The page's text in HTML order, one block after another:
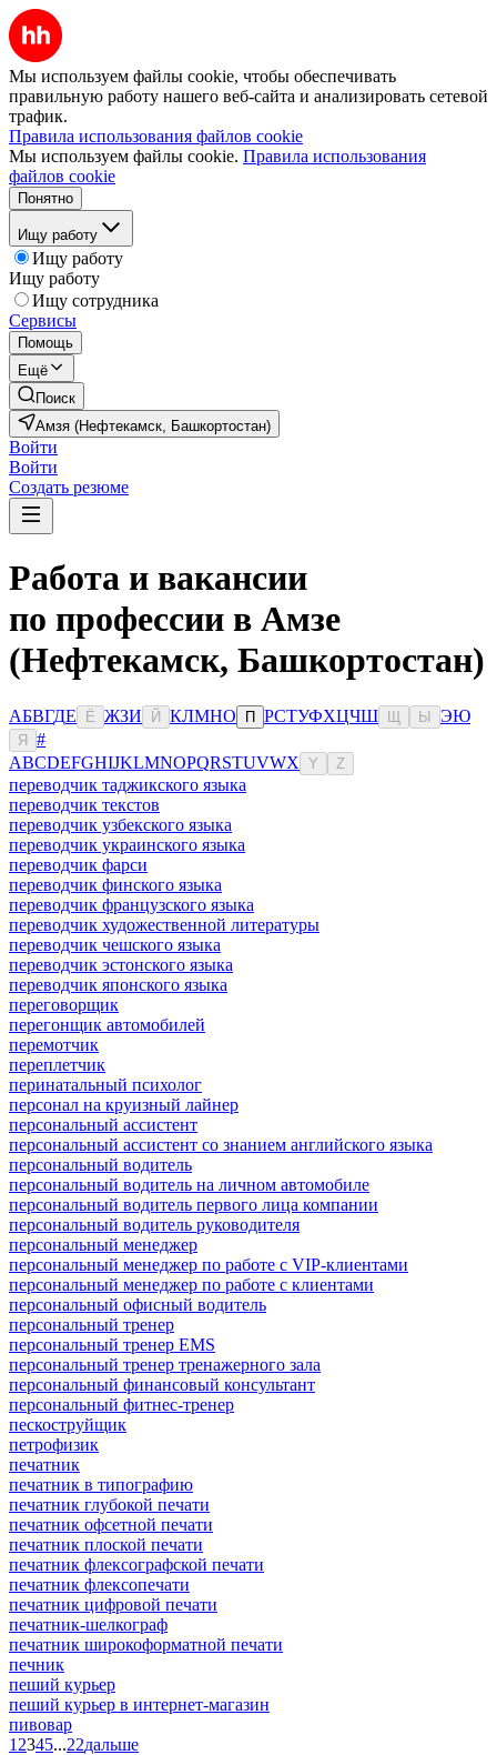
Мы используем файлы cookie, чтобы обеспечивать
правильную работу нашего веб-сайта и анализировать сетевой
трафик.
Правила использования файлов cookie
Мы используем файлы cookie. Правила использования
файлов cookie
Понятно
Ищу работу
Ищу работу
Ищу работу
Ищу сотрудника
Сервисы
Помощь
Ещё
Поиск
Амзя (Нефтекамск, Башкортостан)
Войти
Войти
Создать резюме
Работа и вакансии
по профессии в Амзе
(Нефтекамск, Башкортостан)
АБВГДЕ Ё ЖЗИ Й КЛМНО П РСТУФХЦЧШ Ы ЭЮ
Я
#
ABCDEFGHIJKLMNOPQRSTUVWX Y Z
переводчик таджикского языка
переводчик текстов
переводчик узбекского языка
переводчик украинского языка
переводчик фарси
переводчик финского языка
переводчик французского языка
переводчик художественной литературы
переводчик чешского языка
переводчик эстонского языка
переводчик японского языка
переговорщик
перегонщик автомобилей
перемотчик
переплетчик
перинатальный психолог
персонал на круизный лайнер
персональный ассистент
персональный ассистент со знанием английского языка
персональный водитель
персональный водитель на личном автомобиле
персональный водитель первого лица компании
персональный водитель руководителя
персональный менеджер
персональный менеджер по работе с VIP-клиентами
персональный менеджер по работе с клиентами
персональный офисный водитель
персональный тренер
персональный тренер EMS
персональный тренер тренажерного зала
персональный финансовый консультант
персональный фитнес-тренер
пескоструйщик
петрофизик
печатник
печатник в типографию
печатник глубокой печати
печатник офсетной печати
печатник плоской печати
печатник флексографской печати
печатник флексопечати
печатник цифровой печати
печатник-шелкограф
печатник широкоформатной печати
печник
пеший курьер
пеший курьер в интернет-магазин
пивовар
1 2345...22дальше